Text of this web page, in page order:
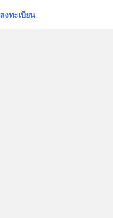
ลงทะเบียน